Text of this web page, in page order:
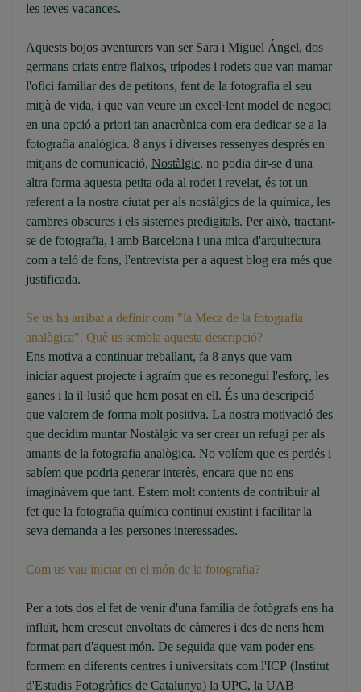
les teves vacances.
Aquests bojos aventurers van ser Sara i Miguel Ángel, dos
germans criats entre flaixos, trípodes i rodets que van mamar
l'ofici familiar des de petitons, fent de la fotografia el seu
mitjà de vida, i que van veure un excel·lent model de negoci
en una opció a priori tan anacrònica com era dedicar-se a la
fotografia analògica. 8 anys i diverses ressenyes després en
mitjans de comunicació, Nostàlgic, no podia dir-se d'una
altra forma aquesta petita oda al rodet i revelat, és tot un
referent a la nostra ciutat per als nostàlgics de la química, les
cambres obscures i els sistemes predigitals. Per això, tractant-
se de fotografia, i amb Barcelona i una mica d'arquitectura
com a teló de fons, l'entrevista per a aquest blog era més que
justificada.
Se us ha arribat a definir com "la Meca de la fotografia
analògica". Què us sembla aquesta descripció?
Ens motiva a continuar treballant, fa 8 anys que vam
iniciar aquest projecte i agraïm que es reconegui l'esforç, les
ganes i la il·lusió que hem posat en ell. És una descripció
que valorem de forma molt positiva. La nostra motivació des
que decidim muntar Nostàlgic va ser crear un refugi per als
amants de la fotografia analògica. No volíem que es perdés i
sabíem que podria generar interès, encara que no ens
imaginàvem que tant. Estem molt contents de contribuir al
fet que la fotografia química continuï existint i facilitar la
seva demanda a les persones interessades.
Com us vau iniciar en el món de la fotografia?
Per a tots dos el fet de venir d'una família de fotògrafs ens ha
influït, hem crescut envoltats de càmeres i des de nens hem
format part d'aquest món. De seguida que vam poder ens
formem en diferents centres i universitats com l'ICP (Institut
d'Estudis Fotogràfics de Catalunya) la UPC, la UAB